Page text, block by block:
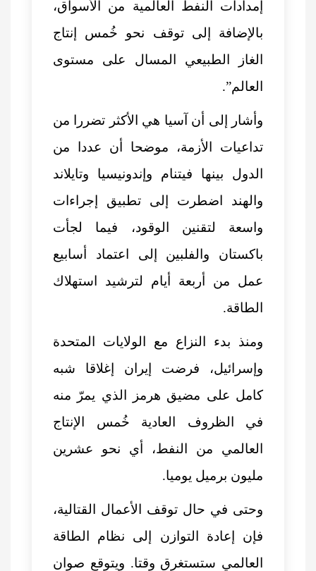
إمدادات النفط العالمية من الأسواق،
بالإضافة إلى توقف نحو خُمس إنتاج
الغاز الطبيعي المسال على مستوى
العالم”.
وأشار إلى أن آسيا هي الأكثر تضررا من
تداعيات الأزمة، موضحا أن عددا من
الدول بينها فيتنام وإندونيسيا وتايلاند
والهند اضطرت إلى تطبيق إجراءات
واسعة لتقنين الوقود، فيما لجأت
باكستان والفلبين إلى اعتماد أسابيع
عمل من أربعة أيام لترشيد استهلاك
الطاقة.
ومنذ بدء النزاع مع الولايات المتحدة
وإسرائيل، فرضت إيران إغلاقا شبه
كامل على مضيق هرمز الذي يمرّ منه
في الظروف العادية خُمس الإنتاج
العالمي من النفط، أي نحو عشرين
مليون برميل يوميا.
وحتى في حال توقف الأعمال القتالية،
فإن إعادة التوازن إلى نظام الطاقة
العالمي ستستغرق وقتا. ويتوقع صوان